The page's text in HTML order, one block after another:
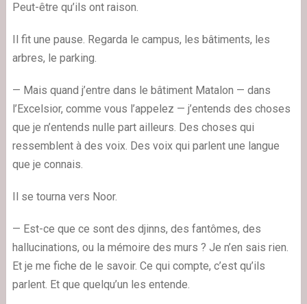
Peut-être qu’ils ont raison.
Il fit une pause. Regarda le campus, les bâtiments, les
arbres, le parking.
— Mais quand j’entre dans le bâtiment Matalon — dans
l’Excelsior, comme vous l’appelez — j’entends des choses
que je n’entends nulle part ailleurs. Des choses qui
ressemblent à des voix. Des voix qui parlent une langue
que je connais.
Il se tourna vers Noor.
— Est-ce que ce sont des djinns, des fantômes, des
hallucinations, ou la mémoire des murs ? Je n’en sais rien.
Et je me fiche de le savoir. Ce qui compte, c’est qu’ils
parlent. Et que quelqu’un les entende.